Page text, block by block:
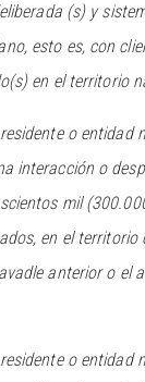
(s) y
esto es, con
en el territorio
o entidad
interacción o
mil
en el territorio
anterior o el
o entidad